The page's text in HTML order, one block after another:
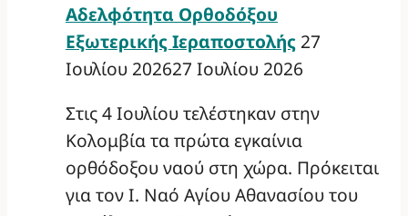
Αδελφότητα Ορθοδόξου
Εξωτερικής Ιεραποστολής 27
Ιουλίου 202627 Ιουλίου 2026
Στις 4 Ιουλίου τελέστηκαν στην
Κολομβία τα πρώτα εγκαίνια
ορθόδοξου ναού στη χώρα. Πρόκειται
για τον Ι. Ναό Αγίου Αθανασίου του